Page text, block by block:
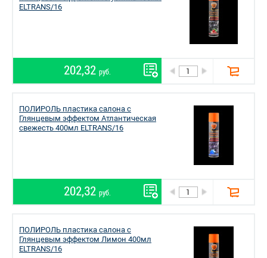
ELTRANS/16
202,32 руб.
ПОЛИРОЛЬ пластика салона с
Глянцевым эффектом Атлантическая
свежесть 400мл ELTRANS/16
202,32 руб.
ПОЛИРОЛЬ пластика салона с
Глянцевым эффектом Лимон 400мл
ELTRANS/16